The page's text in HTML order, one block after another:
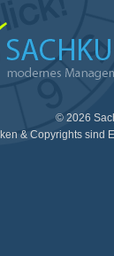
© 2026
& Copyrights sind